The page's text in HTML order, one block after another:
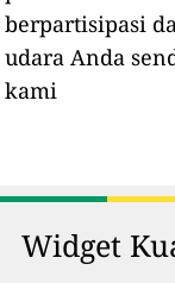
berpartisipasi
udara Anda
kami
Widget